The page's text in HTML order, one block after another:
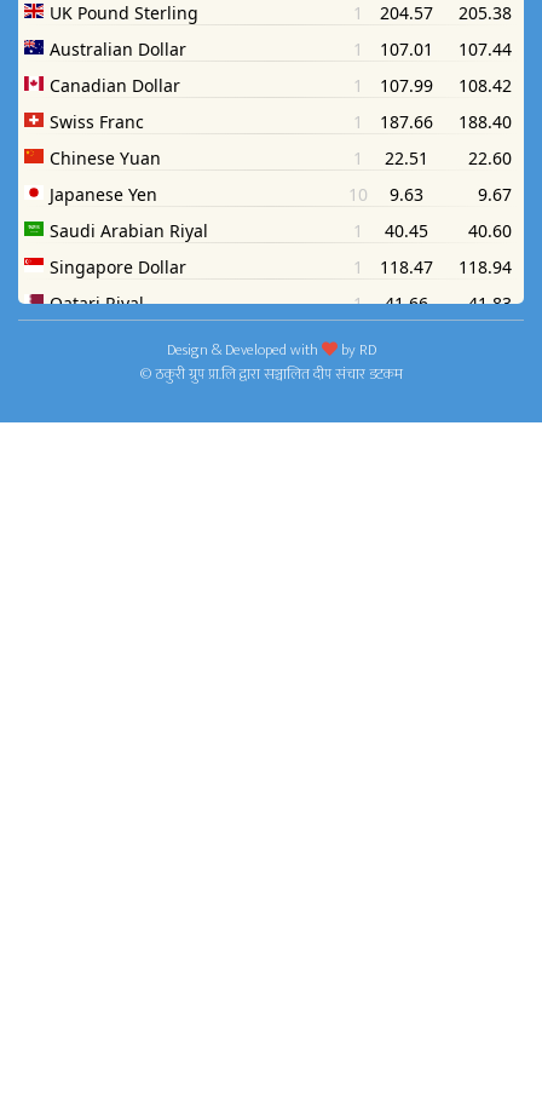
Design & Developed with byRD
© ठकुरी ग्रुप प्रा.लि द्वारा सञ्चालित दीप संचार डटकम